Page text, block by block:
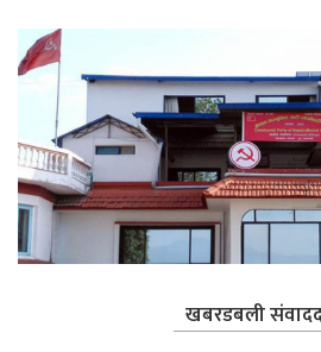
खबरडबली